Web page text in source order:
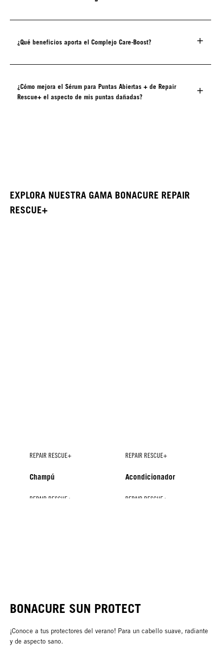
¿Qué beneficios aporta el Complejo Care-Boost?
¿Cómo mejora el Sérum para Puntas Abiertas + de Repair
Rescue+ el aspecto de mis puntas dañadas?
EXPLORA NUESTRA GAMA BONACURE REPAIR
RESCUE+
REPAIR RESCUE+
Champú
REPAIR RESCUE+
Acondicionador
REPAIR RESCUE+ REPAIR RESCUE+
BONACURE SUN PROTECT
¡Conoce a tus protectores del verano! Para un cabello suave, radiante
y de aspecto sano.